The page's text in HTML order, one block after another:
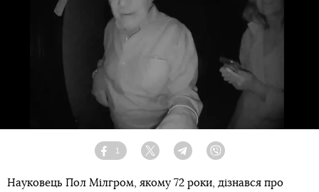
Facebook
1
Twitter TelegramViber
Науковець Пол Мілгром, якому 72 роки, дізнався про